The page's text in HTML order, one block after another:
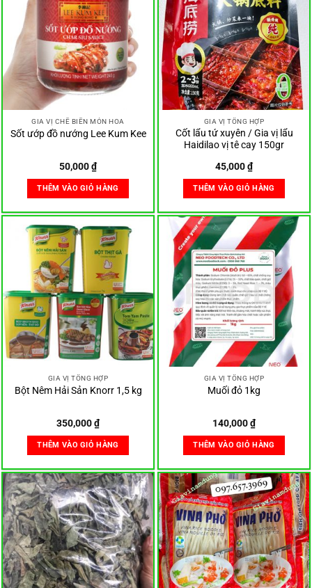
GIA VỊ CHẾ BIẾN MÓN HOA
Sốt ướp đồ nướng Lee Kum Kee
50,000₫
THÊM VÀO GIỎ HÀNG
GIA VỊ TỔNG HỢP
Cốt lẩu tứ xuyên / Gia vị lẩu
Haidilao vị tê cay 150gr
45,000₫
THÊM VÀO GIỎ HÀNG
GIA VỊ TỔNG HỢP
Bột Nêm Hải Sản Knorr 1,5 kg
350,000₫
THÊM VÀO GIỎ HÀNG
GIA VỊ TỔNG HỢP
Muối đỏ 1kg
140,000₫
THÊM VÀO GIỎ HÀNG